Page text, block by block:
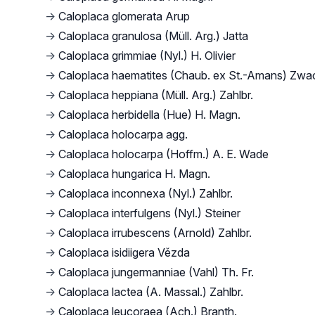
→ Caloplaca glomerata Arup
→ Caloplaca granulosa (Müll. Arg.) Jatta
→ Caloplaca grimmiae (Nyl.) H. Olivier
→ Caloplaca haematites (Chaub. ex St.-Amans)
→ Caloplaca heppiana (Müll. Arg.) Zahlbr.
→ Caloplaca herbidella (Hue) H. Magn.
→ Caloplaca holocarpa agg.
→ Caloplaca holocarpa (Hoffm.) A. E. Wade
→ Caloplaca hungarica H. Magn.
→ Caloplaca inconnexa (Nyl.) Zahlbr.
→ Caloplaca interfulgens (Nyl.) Steiner
→ Caloplaca irrubescens (Arnold) Zahlbr.
→ Caloplaca isidiigera Vězda
→ Caloplaca jungermanniae (Vahl) Th. Fr.
→ Caloplaca lactea (A. Massal.) Zahlbr.
→ Caloplaca leucoraea (Ach.) Branth.